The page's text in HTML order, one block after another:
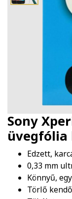
Sony
üvegfólia
Edzett,
0,33 mm
Könnyű,
Törlő